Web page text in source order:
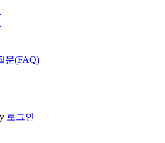
문(FAQ)
로그인